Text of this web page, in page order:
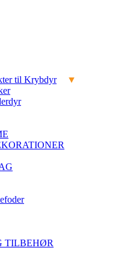
til Krybdyr
TILBEHØR